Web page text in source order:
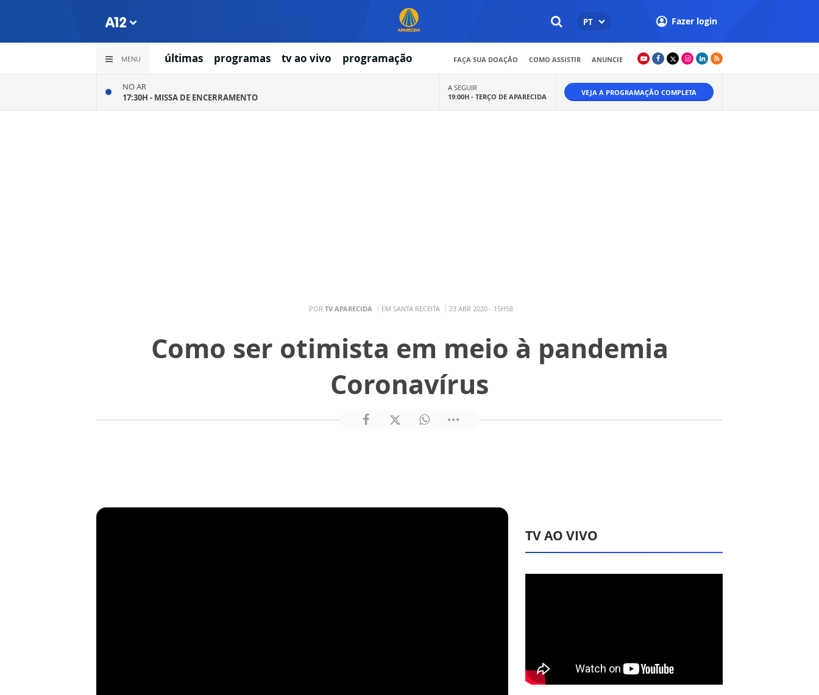
PT Fazer login
MENU últimas programas tv ao vivo programação FAÇA SUA DOAÇÃO COMO ASSISTIR ANUNCIE
NO AR
17:30H - MISSA DE ENCERRAMENTO
A SEGUIR
19:00H - TERÇO DE APARECIDA VEJA A PROGRAMAÇÃO COMPLETA
POR TV APARECIDA EM SANTA RECEITA 23 ABR 2020 - 15H58
Como ser otimista em meio à pandemia
Coronavírus
TV AO VIVO